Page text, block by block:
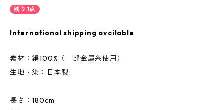
残り1点
International shipping available
素材：絹100%（一部金属糸使用）
生地・染：日本製
長さ：180cm